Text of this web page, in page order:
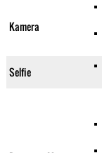
Kamera
Selfie